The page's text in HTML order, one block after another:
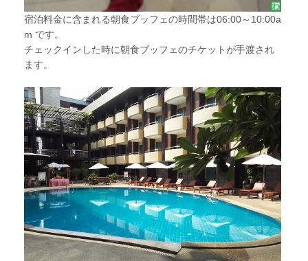
宿泊料金に含まれる朝食ブッフェの時間帯は06:00～10:00a
m です。
チェックインした時に朝食ブッフェのチケットが手渡され
ます。